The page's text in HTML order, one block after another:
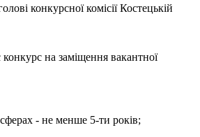
конкурсної комісії Костецькій
на заміщення вакантної
- не менше 5-ти років;